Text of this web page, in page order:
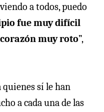
a todos, puedo
fue muy difícil
muy roto”,
sí le han
a cada una de las